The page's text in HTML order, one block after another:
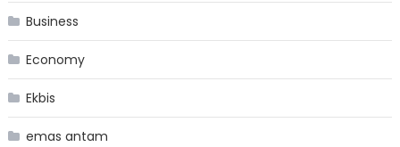
Business
Economy
Ekbis
emas antam